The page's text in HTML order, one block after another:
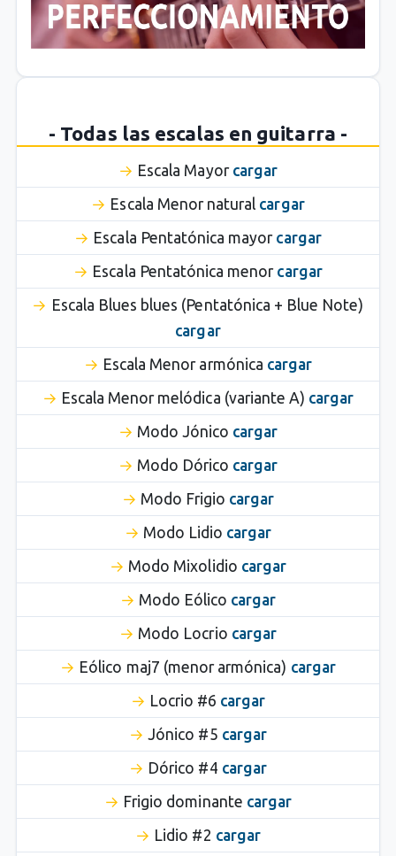
- Todas las escalas en guitarra -
Escala Mayor cargar
Escala Menor natural cargar
Escala Pentatónica mayor cargar
Escala Pentatónica menor cargar
Escala Blues blues (Pentatónica + Blue Note)
cargar
Escala Menor armónica cargar
Escala Menor melódica (variante A) cargar
Modo Jónico cargar
Modo Dórico cargar
Modo Frigio cargar
Modo Lidio cargar
Modo Mixolidio cargar
Modo Eólico cargar
Modo Locrio cargar
Eólico maj7 (menor armónica) cargar
Locrio #6 cargar
Jónico #5 cargar
Dórico #4 cargar
Frigio dominante cargar
Lidio #2 cargar